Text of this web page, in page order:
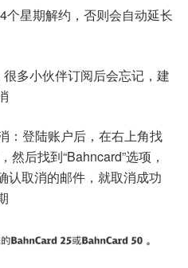
个星期解约，否则会自动延长
多小伙伴订阅后会忘记，建
：登陆账户后，在右上角找
后找到“Bahncard”选项，
认取消的邮件，就取消成功